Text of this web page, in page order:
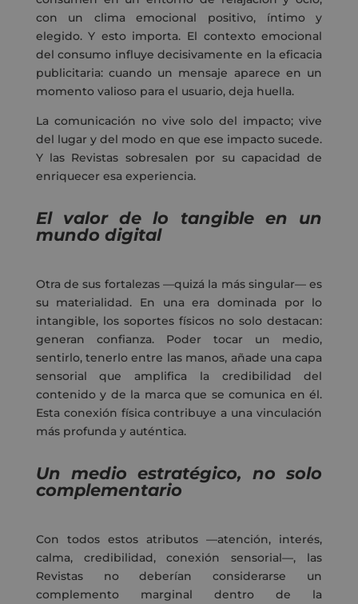
con un clima emocional positivo, íntimo y
elegido. Y esto importa. El contexto emocional
del consumo influye decisivamente en la eficacia
publicitaria: cuando un mensaje aparece en un
momento valioso para el usuario, deja huella.
La comunicación no vive solo del impacto; vive
del lugar y del modo en que ese impacto sucede.
Y las Revistas sobresalen por su capacidad de
enriquecer esa experiencia.
El valor de lo tangible en un
mundo digital
Otra de sus fortalezas —quizá la más singular— es
su materialidad. En una era dominada por lo
intangible, los soportes físicos no solo destacan:
generan confianza. Poder tocar un medio,
sentirlo, tenerlo entre las manos, añade una capa
sensorial que amplifica la credibilidad del
contenido y de la marca que se comunica en él.
Esta conexión física contribuye a una vinculación
más profunda y auténtica.
Un medio estratégico, nosolo
complementario
Con todos estos atributos —atención, interés,
calma, credibilidad, conexión sensorial—, las
Revistas no deberían considerarse un
complemento marginal dentro de la